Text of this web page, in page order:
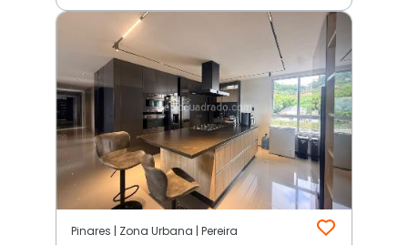
Pinares | Zona Urbana | Pereira